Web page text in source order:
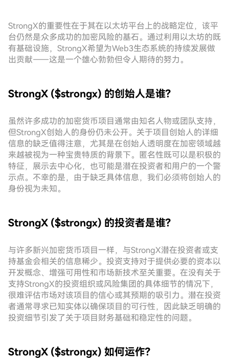
StrongX的重要性在于其在以太坊平台上的战略定位，该平
台仍然是众多成功的加密风险的基石。通过利用以太坊的既
有基础设施，StrongX希望为Web3生态系统的持续发展做
出贡献——这是一个雄心勃勃但令人期待的努力。
StrongX ($strongx) 的创始人是谁?
虽然许多成功的加密货币项目通常由知名人物或团队支持，
但StrongX创始人的身份仍未公开。关于项目创始人的详细
信息的缺乏值得注意，尤其是在创始人透明度在加密领域越
来越被视为一种宝贵特质的背景下。匿名性既可以是积极的
特征，展示去中心化，也可能是潜在投资者和用户的一个警
示点。不幸的是，由于缺乏具体信息，我们必须将创始人的
身份视为未知。
StrongX ($strongx) 的投资者是谁?
与许多新兴加密货币项目一样，与StrongX潜在投资者或支
持基金会相关的信息稀少。投资支持对于提供必要的资本以
开发概念、增强可用性和市场新技术至关重要。在没有关于
支持StrongX的投资组织或风险集团的具体细节的情况下，
很难评估市场对该项目的信心或其预期的吸引力。潜在投资
者通常寻求已知实体以确保项目的可行性，因此缺乏明确的
投资细节引发了关于项目财务基础和稳定性的问题。
StrongX ($strongx) 如何运作?